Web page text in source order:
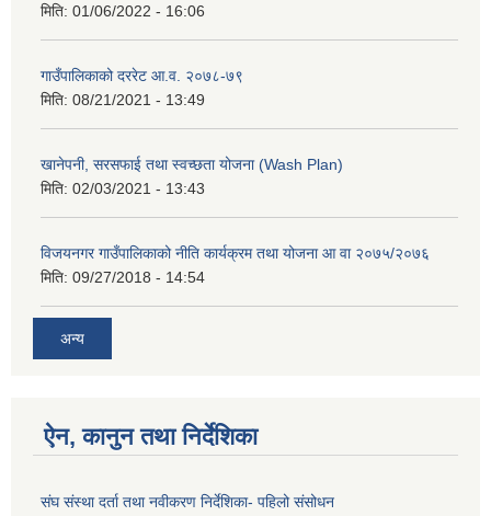
मिति: 01/06/2022 - 16:06
गाउँपालिकाको दररेट आ.व. २०७८-७९
मिति: 08/21/2021 - 13:49
खानेपनी, सरसफाई तथा स्वच्छता योजना (Wash Plan)
मिति: 02/03/2021 - 13:43
विजयनगर गाउँपालिकाको नीति कार्यक्रम तथा योजना आ वा २०७५/२०७६
मिति: 09/27/2018 - 14:54
अन्य
ऐन, कानुन तथा निर्देशिका
संघ संस्था दर्ता तथा नवीकरण निर्देशिका- पहिलो संसोधन